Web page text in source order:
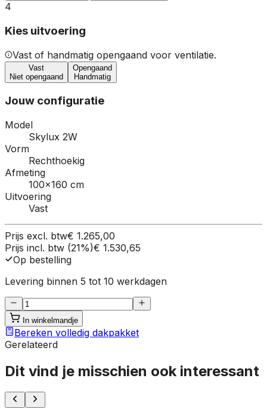
4
Kies uitvoering
Vast of handmatig opengaand voor ventilatie.
Vast
Niet opengaand
Opengaand
Handmatig
Jouw configuratie
Model
Skylux 2W
Vorm
Rechthoekig
Afmeting
100×160 cm
Uitvoering
Vast
Prijs excl. btw€ 1.265,00
Prijs incl. btw (21%)€ 1.530,65
Op bestelling
Levering binnen 5 tot 10 werkdagen
In winkelmandje
Bereken volledig dakpakket
Gerelateerd
Dit vind je misschien ook interessant